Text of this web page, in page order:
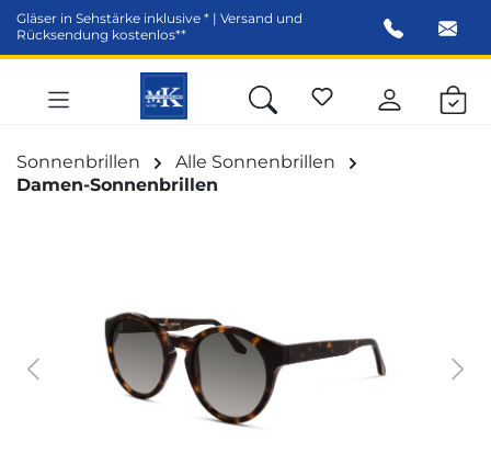
springen
Gläser in Sehstärke inklusive * | Versand und
Rücksendung kostenlos**
Sonnenbrillen
Alle Sonnenbrillen
Damen-Sonnenbrillen